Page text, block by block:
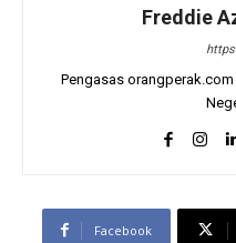
Freddie
Pengasas orangperak.com
Facebook